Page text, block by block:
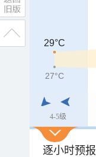
4-5级
29°C
27°C
逐小时预报